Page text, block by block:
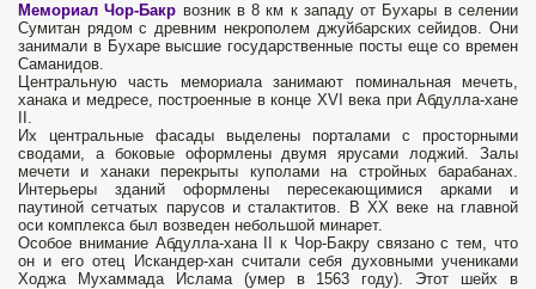
Мемориал Чор-Бакр возник в 8 км к западу от Бухары в селении
Сумитан рядом с древним некрополем джуйбарских сейидов. Они
занимали в Бухаре высшие государственные посты еще со времен
Саманидов.
Центральную часть мемориала занимают поминальная мечеть,
ханака и медресе, построенные в конце XVI века при Абдулла-хане
II.
Их центральные фасады выделены порталами с просторными
сводами, а боковые оформлены двумя ярусами лоджий. Залы
мечети и ханаки перекрыты куполами на стройных барабанах.
Интерьеры зданий оформлены пересекающимися арками и
паутиной сетчатых парусов и сталактитов. В XX веке на главной
оси комплекса был возведен небольшой минарет.
Особое внимание Абдулла-хана II к Чор-Бакру связано с тем, что
он и его отец Искандер-хан считали себя духовными учениками
Ходжа Мухаммада Ислама (умер в 1563 году). Этот шейх в